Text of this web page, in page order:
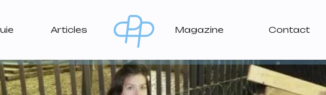
Articles Magazine Contact